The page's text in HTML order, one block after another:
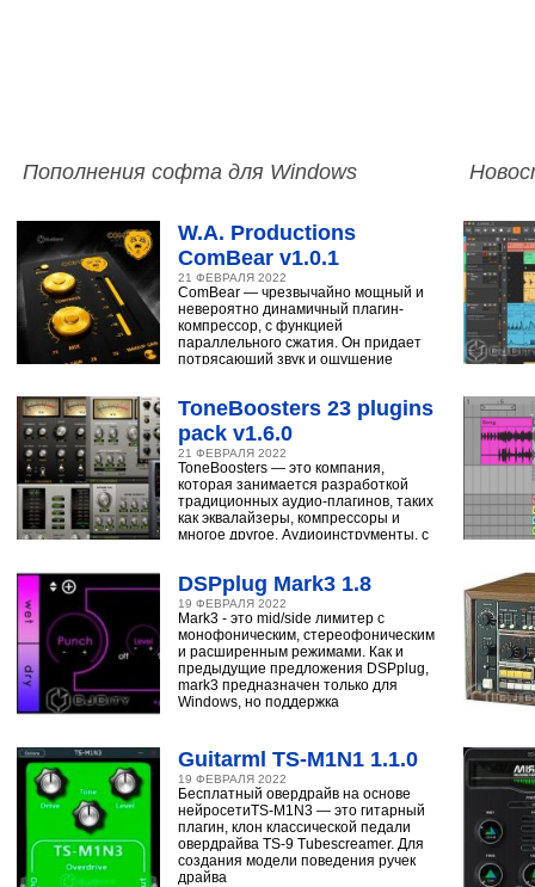
Пополнения софта для Windows
W.A. Productions
ComBear v1.0.1
21 ФЕВРАЛЯ 2022
ComBear — чрезвычайно мощный и
невероятно динамичный плагин-
компрессор, с функцией
параллельного сжатия. Он придает
потрясающий звук и ощущение
ToneBoosters 23 plugins
pack v1.6.0
21 ФЕВРАЛЯ 2022
ToneBoosters — это компания,
которая занимается разработкой
традиционных аудио-плагинов, таких
как эквалайзеры, компрессоры и
многое другое. Аудиоинструменты, с
DSPplug Mark3 1.8
19 ФЕВРАЛЯ 2022
Mark3 - это mid/side лимитер с
монофоническим, стереофоническим
и расширенным режимами. Как и
предыдущие предложения DSPplug,
mark3 предназначен только для
Windows, но поддержка
Guitarml TS-M1N1 1.1.0
19 ФЕВРАЛЯ 2022
Бесплатный овердрайв на основе
нейросетиTS-M1N3 — это гитарный
плагин, клон классической педали
овердрайва TS-9 Tubescreamer. Для
создания модели поведения ручек
драйва